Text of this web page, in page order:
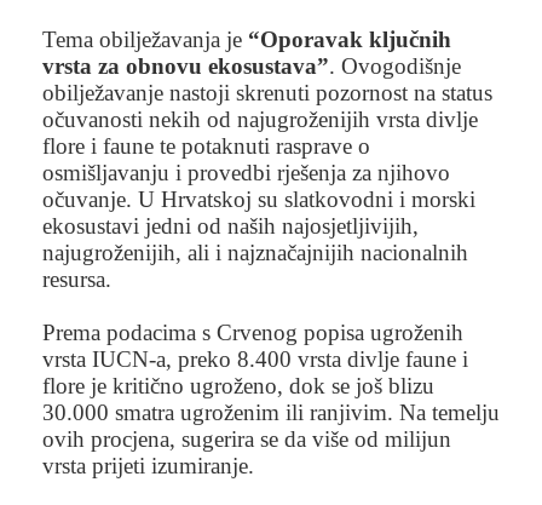
Tema obilježavanja je “Oporavak ključnih
vrsta za obnovu ekosustava”. Ovogodišnje
obilježavanje nastoji skrenuti pozornost na status
očuvanosti nekih od najugroženijih vrsta divlje
flore i faune te potaknuti rasprave o
osmišljavanju i provedbi rješenja za njihovo
očuvanje. U Hrvatskoj su slatkovodni i morski
ekosustavi jedni od naših najosjetljivijih,
najugroženijih, ali i najznačajnijih nacionalnih
resursa.
Prema podacima s Crvenog popisa ugroženih
vrsta IUCN-a, preko 8.400 vrsta divlje faune i
flore je kritično ugroženo, dok se još blizu
30.000 smatra ugroženim ili ranjivim. Na temelju
ovih procjena, sugerira se da više od milijun
vrsta prijeti izumiranje.